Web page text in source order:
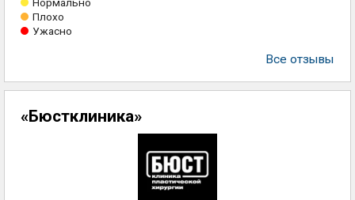
Плохо
Ужасно
Все отзывы
«Бюстклиника»